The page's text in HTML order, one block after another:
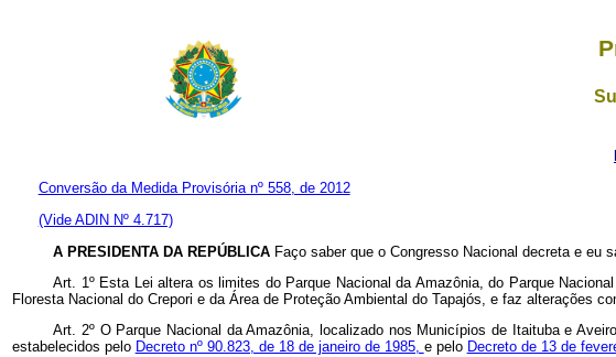
Conversão da Medida Provisória nº 558, de 2012
(Vide ADIN Nº 4.717)
A PRESIDENTA DA REPÚBLICA Faço saber que o Congresso Nacional decreta e eu
Art. 1º Esta Lei altera os limites do Parque Nacional da Amazônia, do Parque
Floresta Nacional do Crepori e da Área de Proteção Ambiental do Tapajós, e faz alterações
Art. 2º O Parque Nacional da Amazônia, localizado nos Municípios de Itaituba e
estabelecidos pelo Decreto nº 90.823, de 18 de janeiro de 1985, e pelo Decreto de 13 de